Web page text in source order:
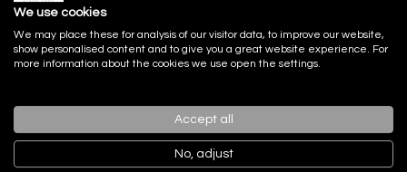
We use cookies
We may place these for analysis of our visitor data, to improve our website,
show personalised content and to give you a great website experience. For
more information about the cookies we use open the settings.
Accept all
No, adjust